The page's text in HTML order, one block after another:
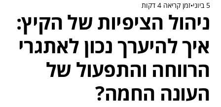
5 ביוני
•זמן קריאה 4 דקות
ניהול הציפיות של הקיץ:
איך להיערך נכון לאתגרי
הרווחה והתפעול של
העונה החמה?